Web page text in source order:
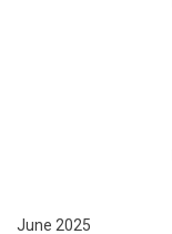
June 2025